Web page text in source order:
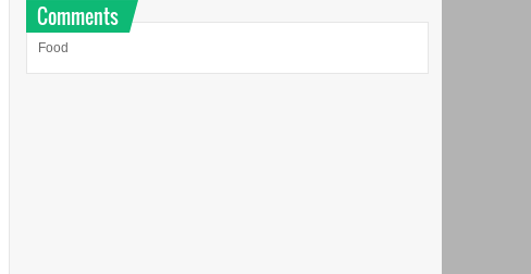
Comments
Food